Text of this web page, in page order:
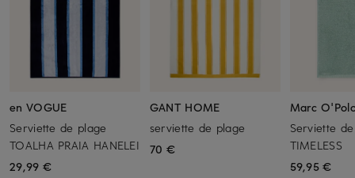
en VOGUE
Serviette de plage
TOALHA PRAIA HANELEI
29,99 €
GANT HOME
serviette de plage
70 €
Marc
Serviette
TIMELESS
59,95 €